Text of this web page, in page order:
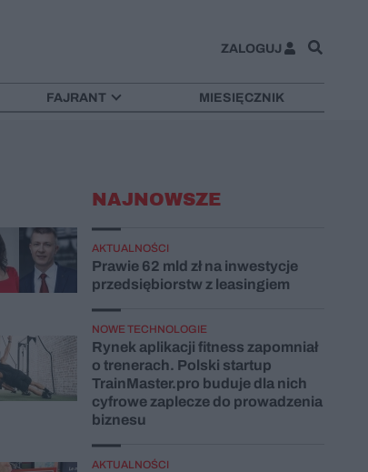
ZALOGUJ
FAJRANT MIESIĘCZNIK
NAJNOWSZE
AKTUALNOŚCI
Prawie 62 mld zł na inwestycje
przedsiębiorstw z leasingiem
NOWE TECHNOLOGIE
Rynek aplikacji fitness zapomniał
o trenerach. Polski startup
TrainMaster.pro buduje dla nich
cyfrowe zaplecze do prowadzenia
biznesu
AKTUALNOŚCI